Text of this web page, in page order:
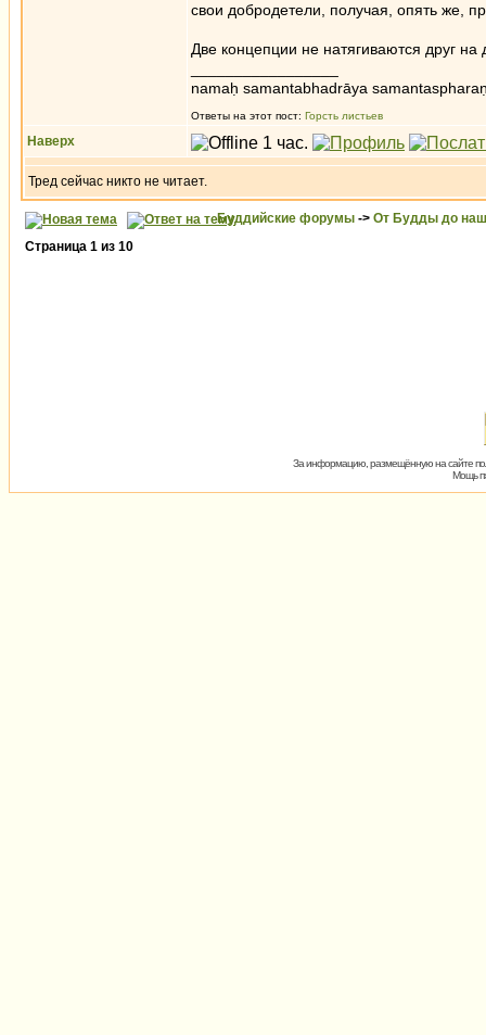
свои добродетели, получая, опять же,
Две концепции не натягиваются друг на
namaḥ samantabhadrāya
Ответы на этот пост: Горсть листьев
Наверх
Тред сейчас никто не читает.
Буддийские форумы -> От Будды до
Страница 1 из 10
За информацию, размещённую на сайте
Мощь